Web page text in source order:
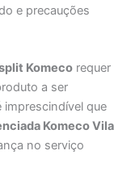
e precauções
Komeco requer
a ser
imprescindível que
Komeco Vila
no serviço